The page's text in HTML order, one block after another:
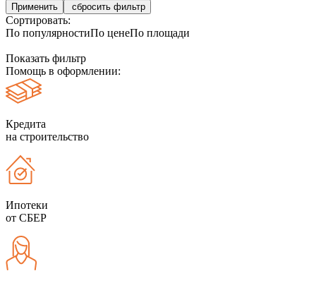
сбросить фильтр
Сортировать:
По популярностиПо ценеПо площади
Показать фильтр
Помощь в оформлении:
Кредита
на строительство
Ипотеки
от СБЕР